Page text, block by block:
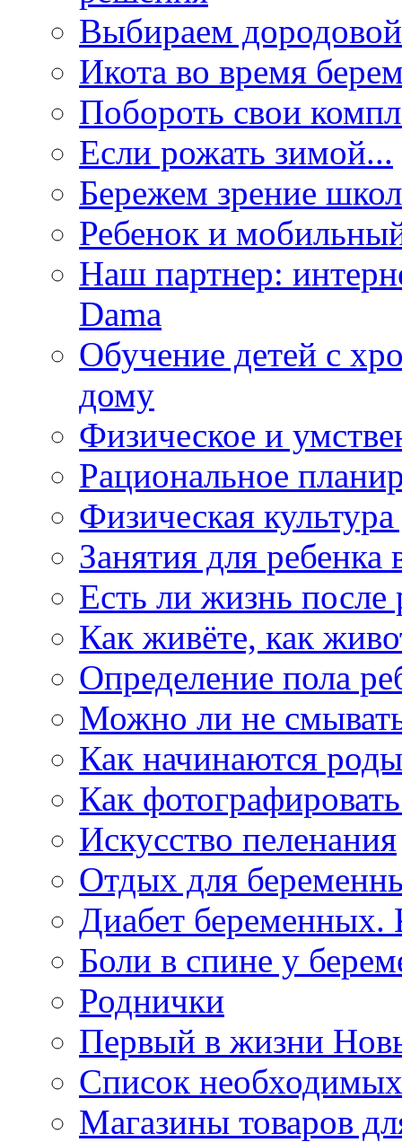
Выбираем
Икота во время
Побороть свои
Если рожать зимой...
Бережем зрение
Ребенок и
Наш партнер:
Dama
Обучение детей с
дому
Физическое и
Рациональное
Физическая
Занятия для
Есть ли жизнь после
Как живёте, как
Определение пола
Можно ли не
Как начинаются роды
Как
Искусство пеленания
Отдых для
Диабет беременных.
Боли в спине у
Роднички
Первый в жизни
Список
Магазины товаров